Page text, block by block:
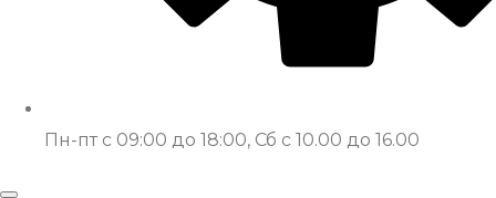
Пн-пт с 09:00 до 18:00, Сб с 10.00 до 16.00